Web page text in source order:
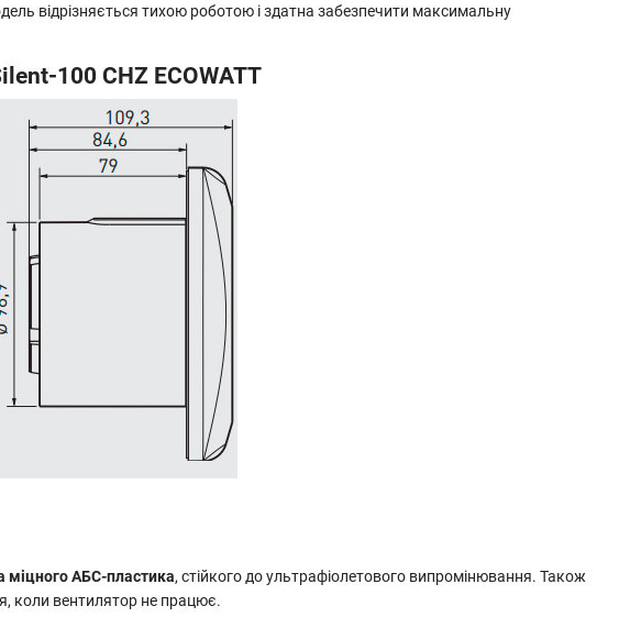
відрізняється тихою роботою і здатна забезпечити максимальну
100 CHZ ECOWATT
міцного АБС-пластика, стійкого до ультрафіолетового випромінювання. Також
коли вентилятор не працює.